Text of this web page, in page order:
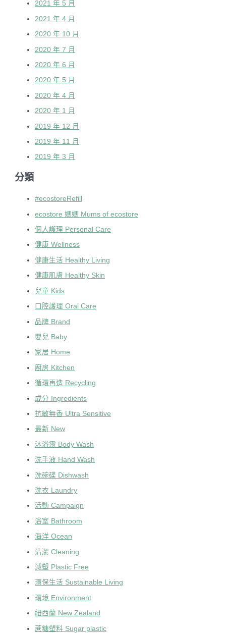
2021 年 5 月
2021 年 4 月
2020 年 10 月
2020 年 7 月
2020 年 6 月
2020 年 5 月
2020 年 4 月
2020 年 1 月
2019 年 12 月
2019 年 11 月
2019 年 3 月
分類
#ecostoreRefill
ecostore 媽媽 Mums of ecostore
個人護理 Personal Care
健康 Wellness
健康生活 Healthy Living
健康肌膚 Healthy Skin
兒童 Kids
口腔護理 Oral Care
品牌 Brand
嬰兒 Baby
家居 Home
廚房 Kitchen
循環再造 Recycling
成分 Ingredients
抗敏無香 Ultra Sensitive
最新 New
沐浴露 Body Wash
洗手液 Hand Wash
洗碗碟 Dishwash
洗衣 Laundry
活動 Campaign
浴室 Bathroom
海洋 Ocean
清潔 Cleaning
減塑 Plastic Free
環保生活 Sustainable Living
環境 Environment
紐西蘭 New Zealand
蔗糖塑料 Sugar plastic